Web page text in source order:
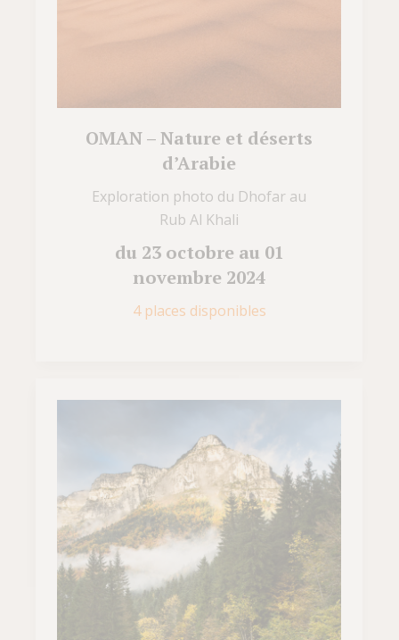
OMAN – Nature et déserts
d’Arabie
Exploration photo du Dhofar au
Rub Al Khali
du 23 octobre au 01
novembre 2024
4 places disponibles